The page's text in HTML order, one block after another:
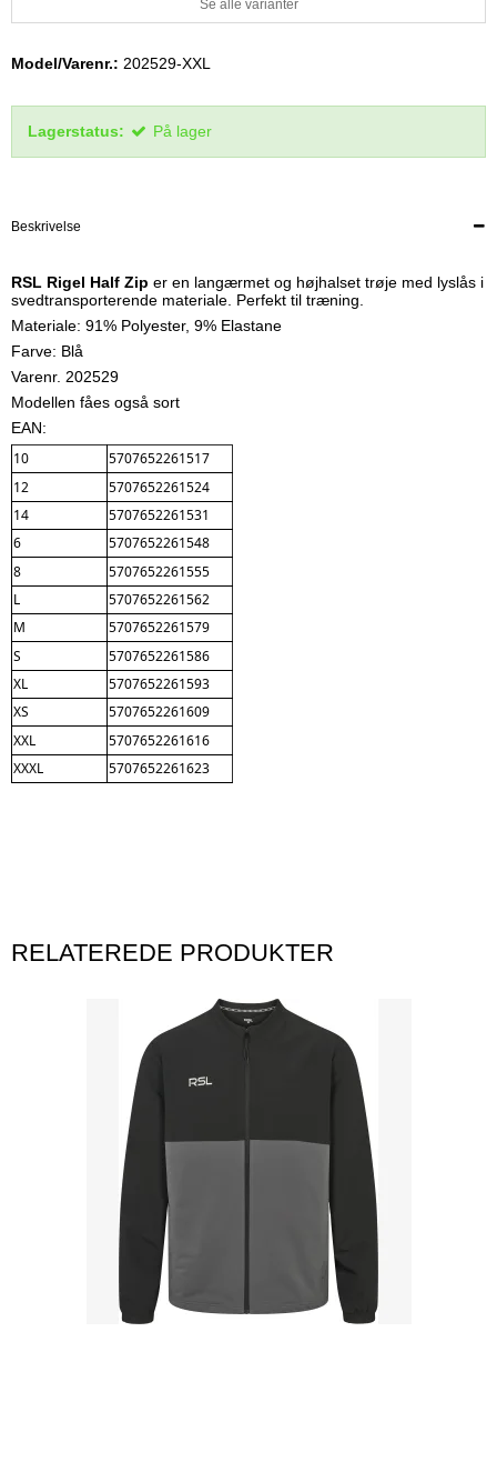
Se alle varianter
Model/Varenr.: 202529-XXL
Lagerstatus: På lager
Beskrivelse
RSL Rigel Half Zip er en langærmet og højhalset trøje med lyslås i
svedtransporterende materiale. Perfekt til træning.
Materiale: 91% Polyester, 9% Elastane
Farve: Blå
Varenr. 202529
Modellen fåes også sort
EAN:
10
5707652261517
12
5707652261524
14
5707652261531
6
5707652261548
8
5707652261555
L
5707652261562
M
5707652261579
S
5707652261586
XL
5707652261593
XS
5707652261609
XXL
5707652261616
XXXL
5707652261623
RELATEREDE PRODUKTER